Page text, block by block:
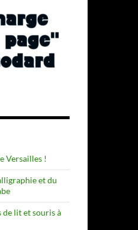
Versailles !
et du
de lit et souris à